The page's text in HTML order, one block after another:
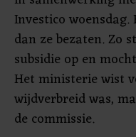
Investico
dan ze bezaten. Zo
subsidie op en
Het ministerie wist
wijdverbreid was,
de commissie.